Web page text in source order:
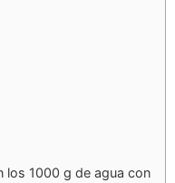
los 1000 g de agua con